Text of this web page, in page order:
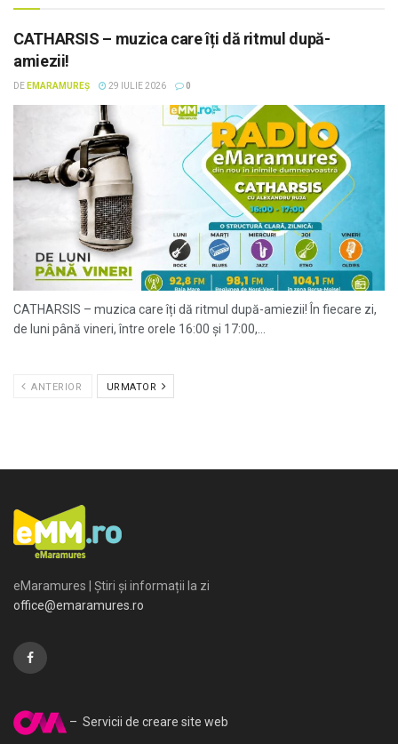
CATHARSIS – muzica care îți dă ritmul după-
amiezii!
DE EMARAMUREȘ 29 IULIE 2026 0
CATHARSIS – muzica care îți dă ritmul după-amiezii! În fiecare zi,
de luni până vineri, între orele 16:00 și 17:00,...
ANTERIOR URMATOR
eMaramures | Știri și informații la zi
office@emaramures.ro
– Servicii de creare site web